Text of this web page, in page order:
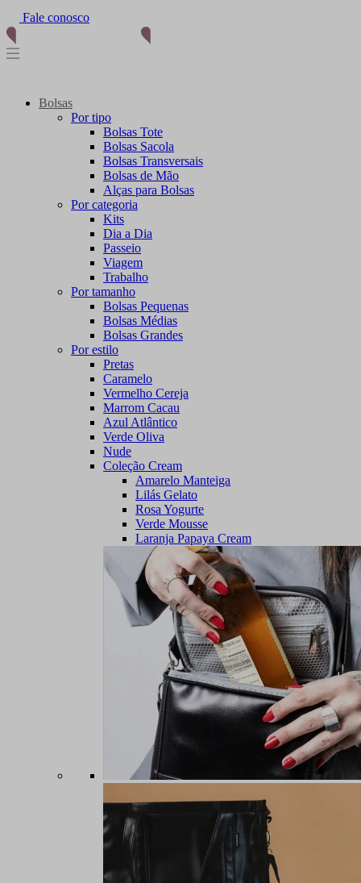
Fale conosco
Bolsas
Por tipo
Bolsas Tote
Bolsas Sacola
Bolsas Transversais
Bolsas de Mão
Alças para Bolsas
Por categoria
Kits
Dia a Dia
Passeio
Viagem
Trabalho
Por tamanho
Bolsas Pequenas
Bolsas Médias
Bolsas Grandes
Por estilo
Pretas
Caramelo
Vermelho Cereja
Marrom Cacau
Azul Atlântico
Verde Oliva
Nude
Coleção Cream
Amarelo Manteiga
Lilás Gelato
Rosa Yogurte
Verde Mousse
Laranja Papaya Cream